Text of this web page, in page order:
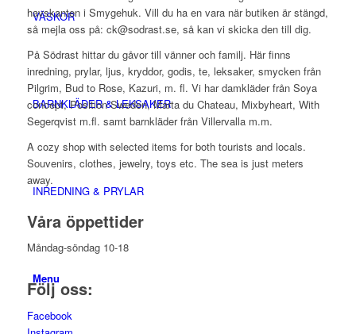
VÄSKOR
BARNKLÄDER & LEKSAKER
INREDNING & PRYLAR
Menu
havskanten i Smygehuk. Vill du ha en vara när butiken är stängd,
så mejla oss på: ck@sodrast.se, så kan vi skicka den till dig.
På Södrast hittar du gåvor till vänner och familj. Här finns
inredning, prylar, ljus, kryddor, godis, te, leksaker, smycken från
Pilgrim, Bud to Rose, Kazuri, m. fl. Vi har damkläder från Soya
concept, Position Sweden, Marta du Chateau, Mixbyheart, With
Segerqvist m.fl. samt barnkläder från Villervalla m.m.
A cozy shop with selected items for both tourists and locals.
Souvenirs, clothes, jewelry, toys etc. The sea is just meters
away.
Våra öppettider
Måndag-söndag 10-18
Följ oss:
Facebook